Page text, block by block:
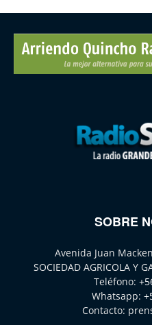
SOBRE
Avenida Juan
SOCIEDAD AGRICOLA Y
Teléfono:
Whatsapp:
Contacto: